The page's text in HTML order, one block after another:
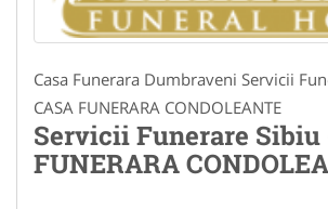
Casa Funerara Dumbraveni Servicii
CASA FUNERARA CONDOLEANTE
Servicii Funerare Sibiu
FUNERARA